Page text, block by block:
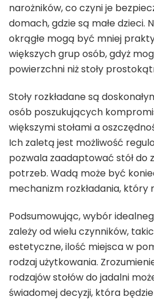
narożników, co czyni je
domach, gdzie są małe dzieci.
okrągłe mogą być mniej
większych grup osób, gdyż
powierzchni niż stoły
Stoły rozkładane są
osób poszukujących
większymi stołami a
Ich zaletą jest możliwość
pozwala zaadaptować stół do
potrzeb. Wadą może być
mechanizm rozkładania, który
Podsumowując, wybór
zależy od wielu czynników,
estetyczne, ilość miejsca w
rodzaj użytkowania.
rodzajów stołów do jadalni
świadomej decyzji, która